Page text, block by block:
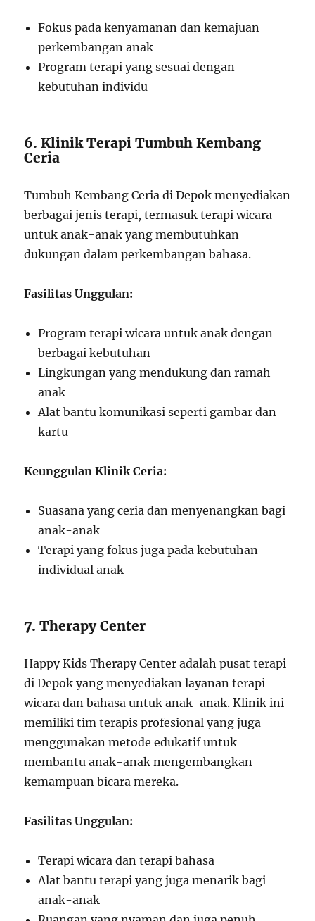
Fokus pada kenyamanan dan kemajuan
perkembangan anak
Program terapi yang sesuai dengan
kebutuhan individu
6. Klinik Terapi Tumbuh Kembang
Ceria
Tumbuh Kembang Ceria di Depok menyediakan
berbagai jenis terapi, termasuk terapi wicara
untuk anak-anak yang membutuhkan
dukungan dalam perkembangan bahasa.
Fasilitas Unggulan:
Program terapi wicara untuk anak dengan
berbagai kebutuhan
Lingkungan yang mendukung dan ramah
anak
Alat bantu komunikasi seperti gambar dan
kartu
Keunggulan Klinik Ceria:
Suasana yang ceria dan menyenangkan bagi
anak-anak
Terapi yang fokus juga pada kebutuhan
individual anak
7. Therapy Center
Happy Kids Therapy Center adalah pusat terapi
di Depok yang menyediakan layanan terapi
wicara dan bahasa untuk anak-anak. Klinik ini
memiliki tim terapis profesional yang juga
menggunakan metode edukatif untuk
membantu anak-anak mengembangkan
kemampuan bicara mereka.
Fasilitas Unggulan:
Terapi wicara dan terapi bahasa
Alat bantu terapi yang juga menarik bagi
anak-anak